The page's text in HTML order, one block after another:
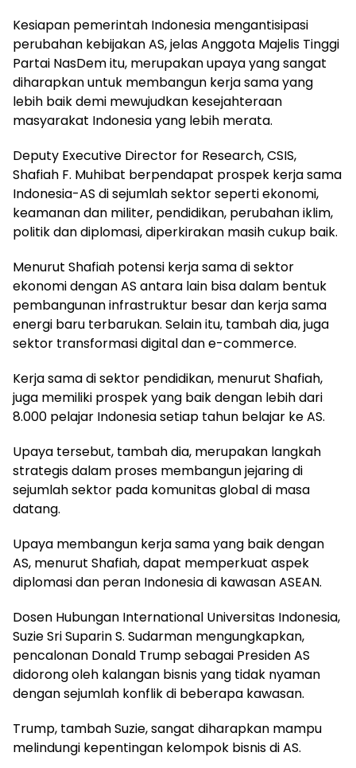
Kesiapan pemerintah Indonesia mengantisipasi
perubahan kebijakan AS, jelas Anggota Majelis Tinggi
Partai NasDem itu, merupakan upaya yang sangat
diharapkan untuk membangun kerja sama yang
lebih baik demi mewujudkan kesejahteraan
masyarakat Indonesia yang lebih merata.
Deputy Executive Director for Research, CSIS,
Shafiah F. Muhibat berpendapat prospek kerja sama
Indonesia-AS di sejumlah sektor seperti ekonomi,
keamanan dan militer, pendidikan, perubahan iklim,
politik dan diplomasi, diperkirakan masih cukup baik.
Menurut Shafiah potensi kerja sama di sektor
ekonomi dengan AS antara lain bisa dalam bentuk
pembangunan infrastruktur besar dan kerja sama
energi baru terbarukan. Selain itu, tambah dia, juga
sektor transformasi digital dan e-commerce.
Kerja sama di sektor pendidikan, menurut Shafiah,
juga memiliki prospek yang baik dengan lebih dari
8.000 pelajar Indonesia setiap tahun belajar ke AS.
Upaya tersebut, tambah dia, merupakan langkah
strategis dalam proses membangun jejaring di
sejumlah sektor pada komunitas global di masa
datang.
Upaya membangun kerja sama yang baik dengan
AS, menurut Shafiah, dapat memperkuat aspek
diplomasi dan peran Indonesia di kawasan ASEAN.
Dosen Hubungan International Universitas Indonesia,
Suzie Sri Suparin S. Sudarman mengungkapkan,
pencalonan Donald Trump sebagai Presiden AS
didorong oleh kalangan bisnis yang tidak nyaman
dengan sejumlah konflik di beberapa kawasan.
Trump, tambah Suzie, sangat diharapkan mampu
melindungi kepentingan kelompok bisnis di AS.